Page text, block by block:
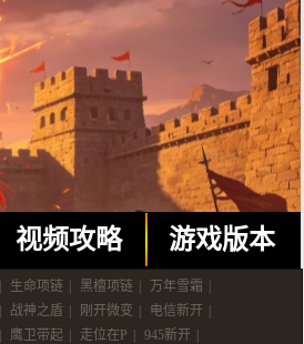
视频攻略 游戏版本
生命项链 黑檀项链 万年雪霜
战神之盾 刚开微变 电信新开
鹰卫带起 走位在P 945新开